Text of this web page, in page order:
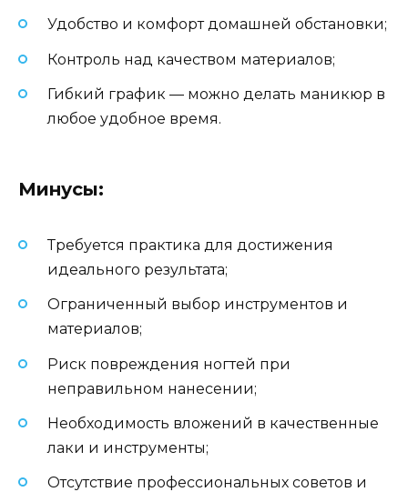
Удобство и комфорт домашней обстановки;
Контроль над качеством материалов;
Гибкий график — можно делать маникюр в
любое удобное время.
Минусы:
Требуется практика для достижения
идеального результата;
Ограниченный выбор инструментов и
материалов;
Риск повреждения ногтей при
неправильном нанесении;
Необходимость вложений в качественные
лаки и инструменты;
Отсутствие профессиональных советов и